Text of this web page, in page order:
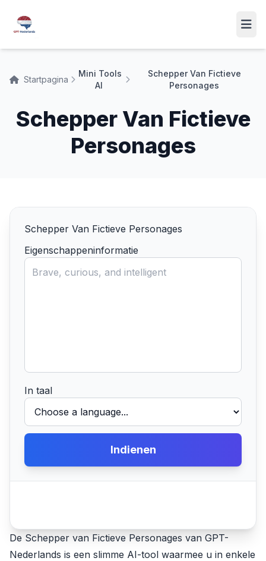
Startpagina
Mini Tools
AI
Schepper Van Fictieve
Personages
Schepper Van Fictieve
Personages
Schepper Van Fictieve Personages
Eigenschappeninformatie
In taal
Indienen
De Schepper van Fictieve Personages van GPT-
Nederlands is een slimme AI-tool waarmee u in enkele